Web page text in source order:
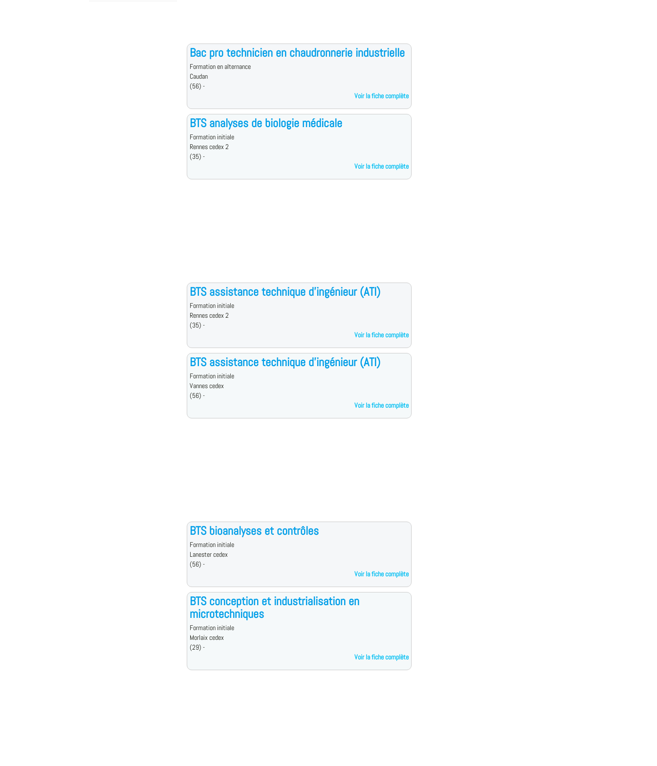
Bac pro technicien en chaudronnerie industrielle
Formation en alternance
Caudan
(56) -
Voir la fiche complète
BTS analyses de biologie médicale
Formation initiale
Rennes cedex 2
(35) -
Voir la fiche complète
BTS assistance technique d'ingénieur (ATI)
Formation initiale
Rennes cedex 2
(35) -
Voir la fiche complète
BTS assistance technique d'ingénieur (ATI)
Formation initiale
Vannes cedex
(56) -
Voir la fiche complète
BTS bioanalyses et contrôles
Formation initiale
Lanester cedex
(56) -
Voir la fiche complète
BTS conception et industrialisation en
microtechniques
Formation initiale
Morlaix cedex
(29) -
Voir la fiche complète